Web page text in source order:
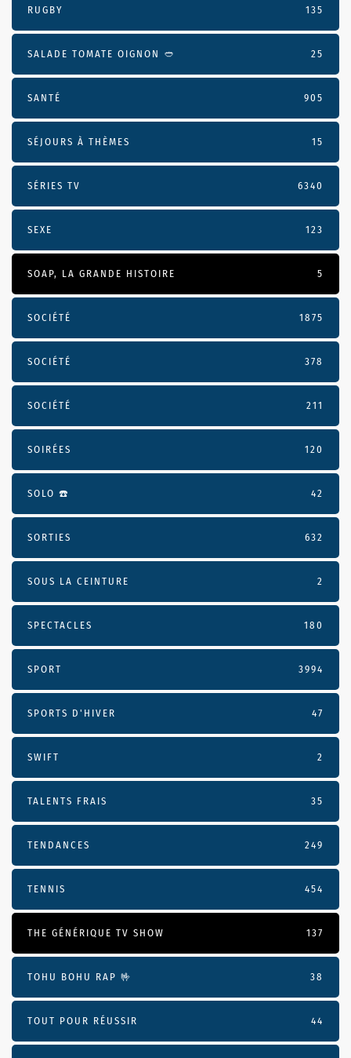
RUGBY 135
SALADE TOMATE OIGNON 🥙 25
SANTÉ 905
SÉJOURS À THÈMES 15
SÉRIES TV 6340
SEXE 123
SOAP, LA GRANDE HISTOIRE 5
SOCIÉTÉ 1875
SOCIÉTÉ 378
SOCIÉTÉ 211
SOIRÉES 120
SOLO ☎️ 42
SORTIES 632
SOUS LA CEINTURE 2
SPECTACLES 180
SPORT 3994
SPORTS D'HIVER 47
SWIFT 2
TALENTS FRAIS 35
TENDANCES 249
TENNIS 454
THE GÉNÉRIQUE TV SHOW 137
TOHU BOHU RAP 🤟 38
TOUT POUR RÉUSSIR 44